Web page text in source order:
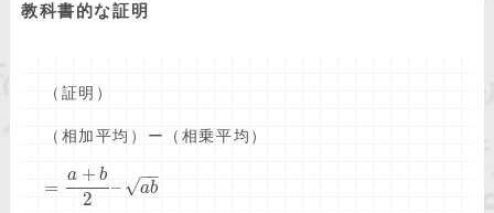
教科書的な証明
（証明）
（相加平均）ー（相乗平均）
=
a + b
2
– ab
−−
√